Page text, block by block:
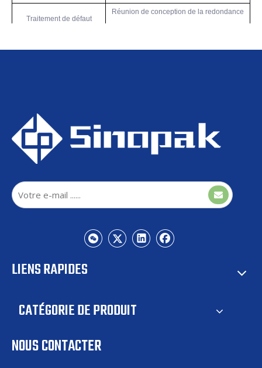
Traitement de défaut
Réunion de conception de la redondance
Protocole de communication
Surveillance mode
Local / Remote contrôler
Hmi
Écran tactile LCD en anglais
Théorie de puissance réactive instantanée,
théorie SPWM, technologie de contrôle de
contrôle indépendant triphasé Technologie
multiple unique, théorie SPWM de phase de
380VAC, Circuits 220VDCDCDCDULTS
LIENS RAPIDES
CATÉGORIE DE PRODUIT
NOUS CONTACTER